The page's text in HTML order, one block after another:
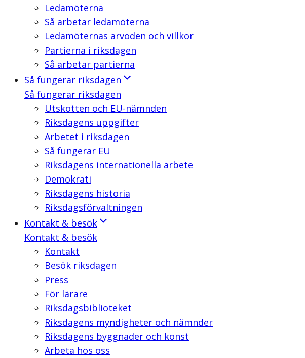
Ledamöterna
Så arbetar ledamöterna
Ledamöternas arvoden och villkor
Partierna i riksdagen
Så arbetar partierna
Så fungerar riksdagen
Så fungerar riksdagen
Utskotten och EU-nämnden
Riksdagens uppgifter
Arbetet i riksdagen
Så fungerar EU
Riksdagens internationella arbete
Demokrati
Riksdagens historia
Riksdagsförvaltningen
Kontakt & besök
Kontakt & besök
Kontakt
Besök riksdagen
Press
För lärare
Riksdagsbiblioteket
Riksdagens myndigheter och nämnder
Riksdagens byggnader och konst
Arbeta hos oss